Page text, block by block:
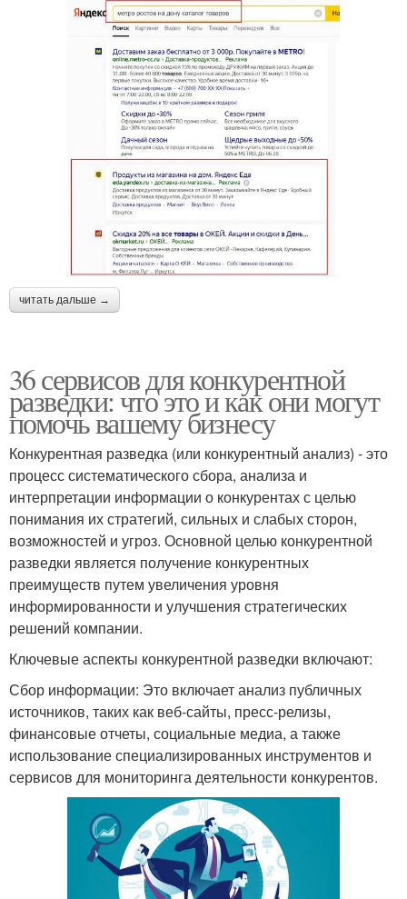
читать дальше →
36 сервисов для конкурентной
разведки: что это и как они могут
помочь вашему бизнесу
Конкурентная разведка (или конкурентный анализ) - это
процесс систематического сбора, анализа и
интерпретации информации о конкурентах с целью
понимания их стратегий, сильных и слабых сторон,
возможностей и угроз. Основной целью конкурентной
разведки является получение конкурентных
преимуществ путем увеличения уровня
информированности и улучшения стратегических
решений компании.
Ключевые аспекты конкурентной разведки включают:
Сбор информации: Это включает анализ публичных
источников, таких как веб-сайты, пресс-релизы,
финансовые отчеты, социальные медиа, а также
использование специализированных инструментов и
сервисов для мониторинга деятельности конкурентов.